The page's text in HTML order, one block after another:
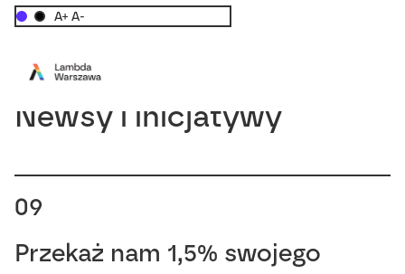
A+ A-
Newsy i inicjatywy
09
Przekaż nam 1,5% swojego